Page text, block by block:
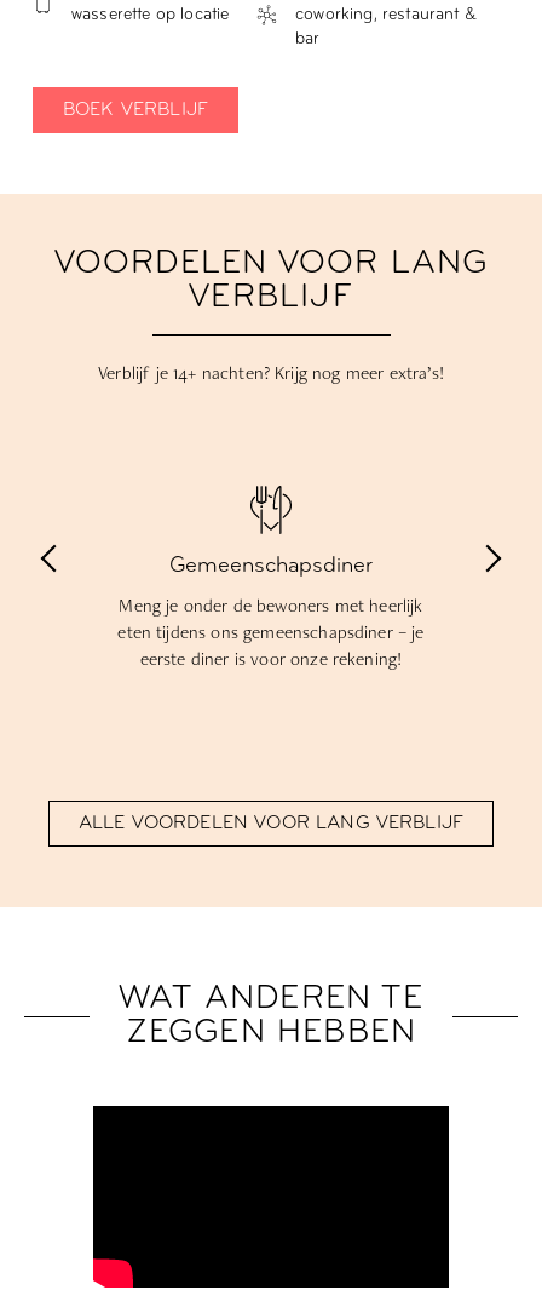
wasserette op locatie
coworking, restaurant &
bar
BOEK VERBLIJF
VOORDELEN VOOR LANG
VERBLIJF
Verblijf je 14+ nachten? Krijg nog meer extra’s!
Gemeenschapsdiner
Meng je onder de bewoners met heerlijk
eten tijdens ons gemeenschapsdiner – je
eerste diner is voor onze rekening!
ALLE VOORDELEN VOOR LANG VERBLIJF
WAT ANDEREN TE
ZEGGEN HEBBEN